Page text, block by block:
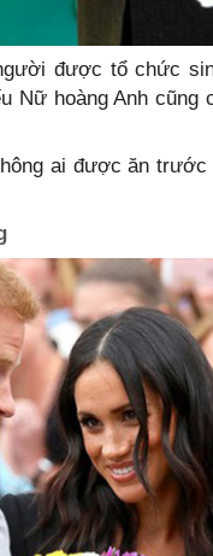
được tổ chức
Nữ hoàng Anh
ai được ăn